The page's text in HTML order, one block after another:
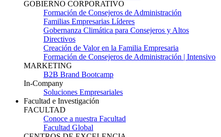
GOBIERNO CORPORATIVO
Formación de Consejeros de Administración
Familias Empresarias Líderes
Gobernanza Climática para Consejeros y Altos
Directivos
Creación de Valor en la Familia Empresaria
Formación de Consejeros de Administración | Intensivo
MARKETING
B2B Brand Bootcamp
In-Company
Soluciones Empresariales
Facultad e Investigación
FACULTAD
Conoce a nuestra Facultad
Facultad Global